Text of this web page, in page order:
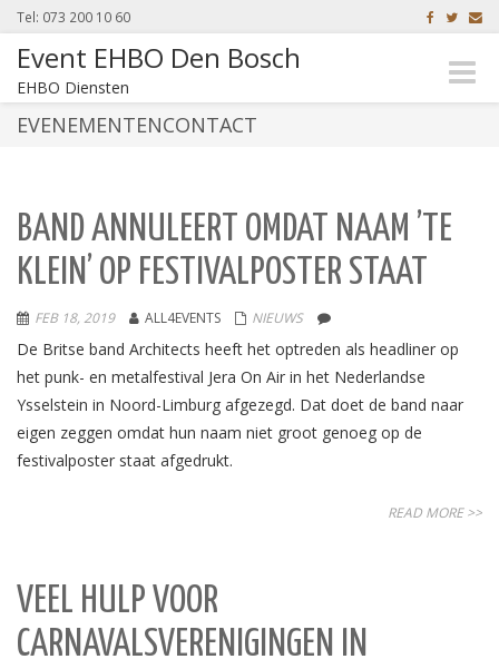
Tel: 073 200 10 60
Event EHBO Den Bosch
EHBO Diensten
Toggle
EVENEMENTENCONTACT
BAND ANNULEERT OMDAT NAAM ’TE
KLEIN’ OP FESTIVALPOSTER STAAT
FEB 18, 2019 ALL4EVENTS NIEUWS
De Britse band Architects heeft het optreden als headliner op
het punk- en metalfestival Jera On Air in het Nederlandse
Ysselstein in Noord-Limburg afgezegd. Dat doet de band naar
eigen zeggen omdat hun naam niet groot genoeg op de
festivalposter staat afgedrukt.
READ MORE >>
VEEL HULP VOOR
CARNAVALSVERENIGINGEN IN